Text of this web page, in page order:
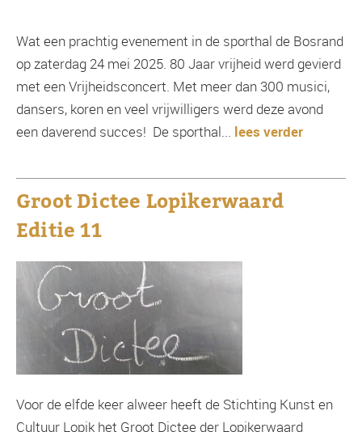
Wat een prachtig evenement in de sporthal de Bosrand
op zaterdag 24 mei 2025. 80 Jaar vrijheid werd gevierd
met een Vrijheidsconcert. Met meer dan 300 musici,
dansers, koren en veel vrijwilligers werd deze avond
een daverend succes! De sporthal... lees verder
Groot Dictee Lopikerwaard
Editie 11
Voor de elfde keer alweer heeft de Stichting Kunst en
Cultuur Lopik het Groot Dictee der Lopikerwaard